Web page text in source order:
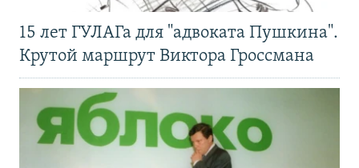
15 лет ГУЛАГа для "адвоката Пушкина".
Крутой маршрут Виктора Гроссмана